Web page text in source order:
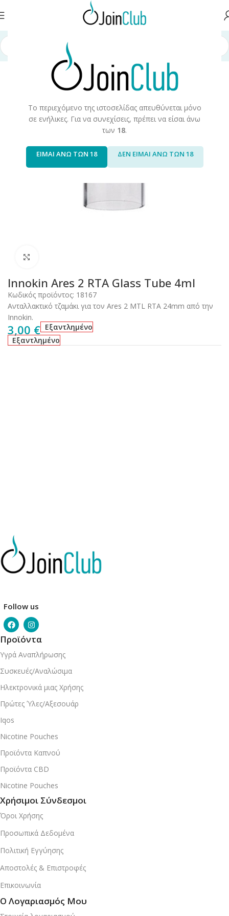
Το περιεχόμενο της ιστοσελίδας απευθύνεται μόνο
σε ενήλικες. Για να συνεχίσεις, πρέπει να είσαι άνω
των 18.
ΕΙΜΑΙ ΑΝΩ ΤΩΝ 18 ΔΕΝ ΕΙΜΑΙ ΑΝΩ ΤΩΝ 18
σελίδα Πρώτες Ύλες/Αξεσουάρ
Innokin Ares 2 RTA Glass Tube 4ml
Κωδικός προϊόντος: 18167
Ανταλλακτικό τζαμάκι για τον Ares 2 MTL RTA 24mm από την
Innokin.
3,00 € Εξαντλημένο
Εξαντλημένο
Follow us
Προϊόντα
Υγρά Αναπλήρωσης
Συσκευές/Αναλώσιμα
Ηλεκτρονικά μιας Χρήσης
Πρώτες Ύλες/Αξεσουάρ
Iqos
Nicotine Pouches
Προϊόντα Καπνού
Προϊόντα CBD
Nicotine Pouches
Χρήσιμοι Σύνδεσμοι
Όροι Χρήσης
Προσωπικά Δεδομένα
Πολιτική Εγγύησης
Αποστολές & Επιστροφές
Επικοινωνία
Ο Λογαριασμός Μου